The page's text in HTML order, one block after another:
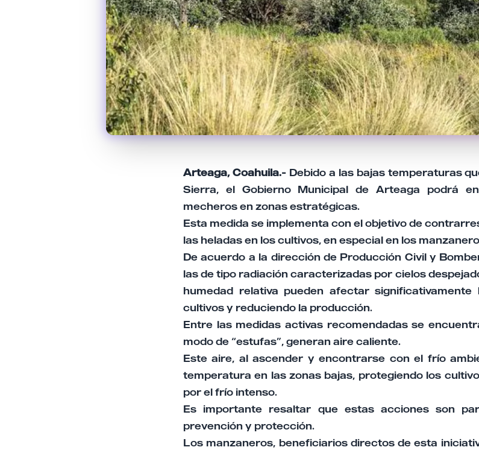
Arteaga, Coahuila.- Debido a las bajas temperaturas
Sierra, el Gobierno Municipal de Arteaga podrá
mecheros en zonas estratégicas.
Esta medida se implementa con el objetivo de
las heladas en los cultivos, en especial en los
De acuerdo a la dirección de Producción Civil y
las de tipo radiación caracterizadas por cielos
humedad relativa pueden afectar significativamente
cultivos y reduciendo la producción.
Entre las medidas activas recomendadas se
modo de “estufas”, generan aire caliente.
Este aire, al ascender y encontrarse con el frío
temperatura en las zonas bajas, protegiendo los
por el frío intenso.
Es importante resaltar que estas acciones son
prevención y protección.
Los manzaneros, beneficiarios directos de esta